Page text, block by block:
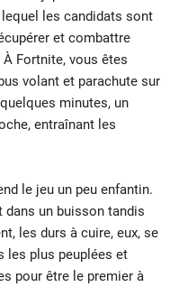
lequel les candidats sont
et combattre
À Fortnite, vous êtes
volant et parachute sur
minutes, un
entraînant les
le jeu un peu enfantin.
un buisson tandis
les durs à cuire, eux, se
les plus peuplées et
pour être le premier à